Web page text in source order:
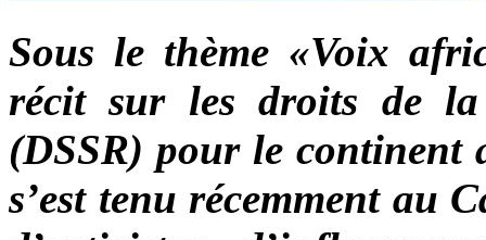
Sous le thème «Voix
récit sur les droits de la
(DSSR) pour le continent
s’est tenu récemment au